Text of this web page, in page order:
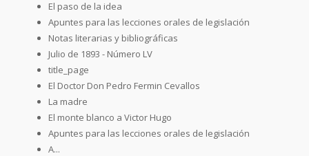
El paso de la idea
Apuntes para las lecciones orales de legislación
Notas literarias y bibliográficas
Julio de 1893 - Número LV
title_page
El Doctor Don Pedro Fermin Cevallos
La madre
El monte blanco a Victor Hugo
Apuntes para las lecciones orales de legislación
A...